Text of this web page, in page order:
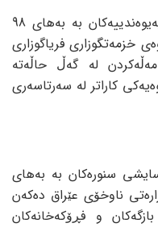
کۆمپانیاکانی بەریتانیا تەکنەلۆژیای پەیوەندییەکان بە بەهای 98
خزمەتگوزاری فریاگوزاری
لە گەڵ حاڵەتە
کاراتر لە سەرتاسەری
سنورەکان بە بەهای
ناوخۆی عێراق دەکەن
و فڕۆکەخانەکان